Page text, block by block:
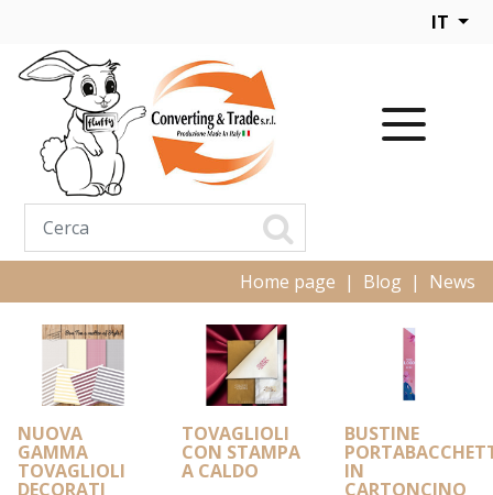
IT
Home page Blog News
NUOVA
GAMMA
TOVAGLIOLI
DECORATI
TOVAGLIOLI
CON STAMPA
A CALDO
BUSTINE
IN
CARTONCINO